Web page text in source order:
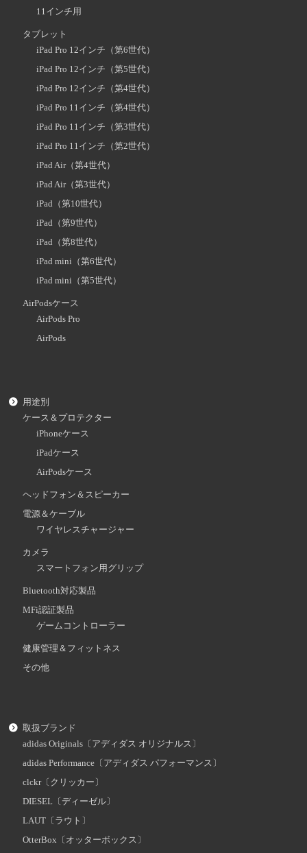
11インチ用
タブレット
iPad Pro 12インチ（第6世代）
iPad Pro 12インチ（第5世代）
iPad Pro 12インチ（第4世代）
iPad Pro 11インチ（第4世代）
iPad Pro 11インチ（第3世代）
iPad Pro 11インチ（第2世代）
iPad Air（第4世代）
iPad Air（第3世代）
iPad（第10世代）
iPad（第9世代）
iPad（第8世代）
iPad mini（第6世代）
iPad mini（第5世代）
AirPodsケース
AirPods Pro
AirPods
用途別
ケース＆プロテクター
iPhoneケース
iPadケース
AirPodsケース
ヘッドフォン＆スピーカー
電源＆ケーブル
ワイヤレスチャージャー
カメラ
スマートフォン用グリップ
Bluetooth対応製品
MFi認証製品
ゲームコントローラー
健康管理＆フィットネス
その他
取扱ブランド
adidas Originals〔アディダス オリジナルス〕
adidas Performance〔アディダス パフォーマンス〕
clckr〔クリッカー〕
DIESEL〔ディーゼル〕
LAUT〔ラウト〕
OtterBox〔オッターボックス〕